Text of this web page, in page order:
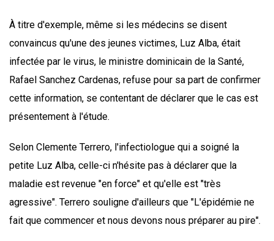
À titre d'exemple, même si les médecins se disent
convaincus qu'une des jeunes victimes, Luz Alba, était
infectée par le virus, le ministre dominicain de la Santé,
Rafael Sanchez Cardenas, refuse pour sa part de confirmer
cette information, se contentant de déclarer que le cas est
présentement à l'étude.
Selon Clemente Terrero, l'infectiologue qui a soigné la
petite Luz Alba, celle-ci n'hésite pas à déclarer que la
maladie est revenue "en force" et qu'elle est "très
agressive". Terrero souligne d'ailleurs que "L'épidémie ne
fait que commencer et nous devons nous préparer au pire".